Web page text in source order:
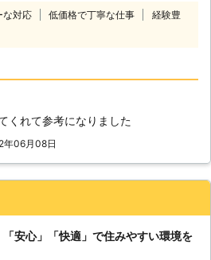
す。 シロアリ工事の1坪(3.3㎡)3,980
対策も専門の防除士が在中しておりま
すのでスピード対応可能な所もお客様
な対応 低価格で丁寧な仕事
経験豊
くれて参考になりました
年06月08日
安心」「快適」で住みやすい環境を